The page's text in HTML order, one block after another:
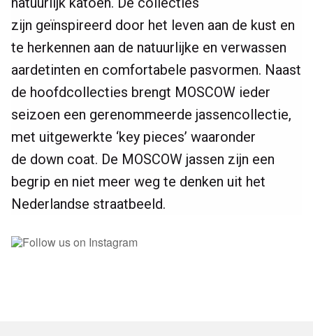
zijn geïnspireerd door het leven aan de kust en
te herkennen aan de natuurlijke en verwassen
aardetinten en comfortabele pasvormen. Naast
de hoofdcollecties brengt MOSCOW ieder
seizoen een gerenommeerde jassencollectie,
met uitgewerkte ‘key pieces’ waaronder
de down coat. De MOSCOW jassen zijn een
begrip en niet meer weg te denken uit het
Nederlandse straatbeeld.